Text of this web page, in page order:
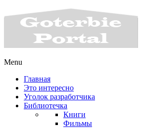
Menu
Главная
Это интересно
Уголок разработчика
Библиотечка
Книги
Фильмы